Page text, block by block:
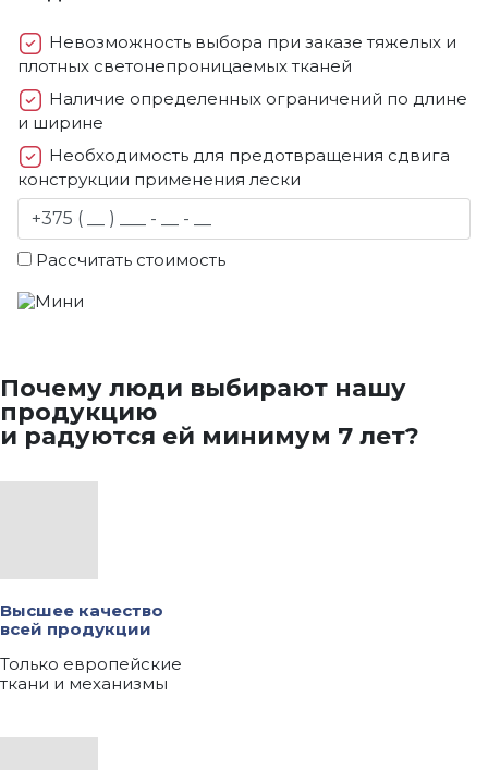
Невозможность выбора при заказе тяжелых и
плотных светонепроницаемых тканей
Наличие определенных ограничений по длине
и ширине
Необходимость для предотвращения сдвига
конструкции применения лески
Рассчитать стоимость
Почему люди выбирают нашу
продукцию
и радуются ей минимум 7 лет?
Высшее качество
всей продукции
Только европейские
ткани и механизмы